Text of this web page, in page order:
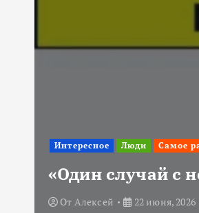
Интересное Люди Самое
«Один случай с
От Алексей 22 июня, 2026